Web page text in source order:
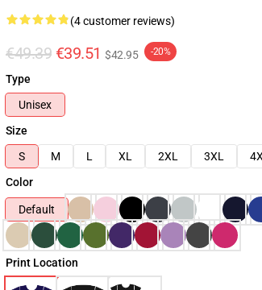
(4 customer reviews)
€49.39 €39.51 $42.95 -20%
Type
Unisex
Size
S
M L XL 2XL 3XL
Color
Default
Print Location